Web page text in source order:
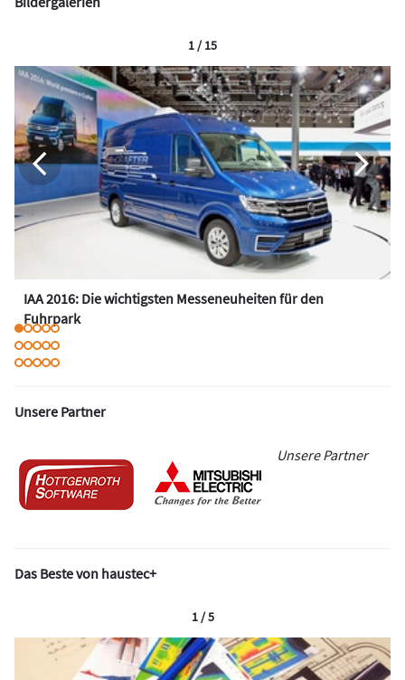
IAA 2016: Die wichtigsten Messeneuheiten für den
Fuhrpark
1 / 15
Unsere Partner
Unsere Partner
Das Beste von haustec+
1 / 5